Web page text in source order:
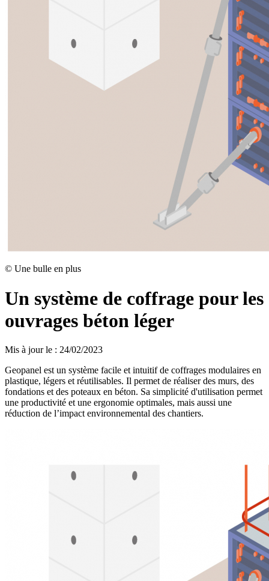
© Une bulle en plus
Un système de coffrage pour les
ouvrages béton léger
Mis à jour le : 24/02/2023
Geopanel est un système facile et intuitif de coffrages modulaires en
plastique, légers et réutilisables. Il permet de réaliser des murs, des
fondations et des poteaux en béton. Sa simplicité d'utilisation permet
une productivité et une ergonomie optimales, mais aussi une
réduction de l’impact environnemental des chantiers.